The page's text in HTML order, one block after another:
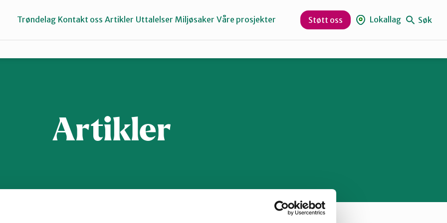
Namdalen
Stjørdal og Meråker Trøndelag
Trøndelag Kontakt oss Artikler Uttalelser Miljøsaker Våre prosjekter Støtt oss Lokallag Søk
Artikler